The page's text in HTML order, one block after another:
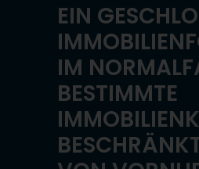
EIN
IM
BESTIMMTE